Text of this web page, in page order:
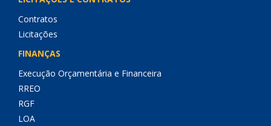
Contratos
Licitações
FINANÇAS
Execução Orçamentária e Financeira
RREO
RGF
LOA